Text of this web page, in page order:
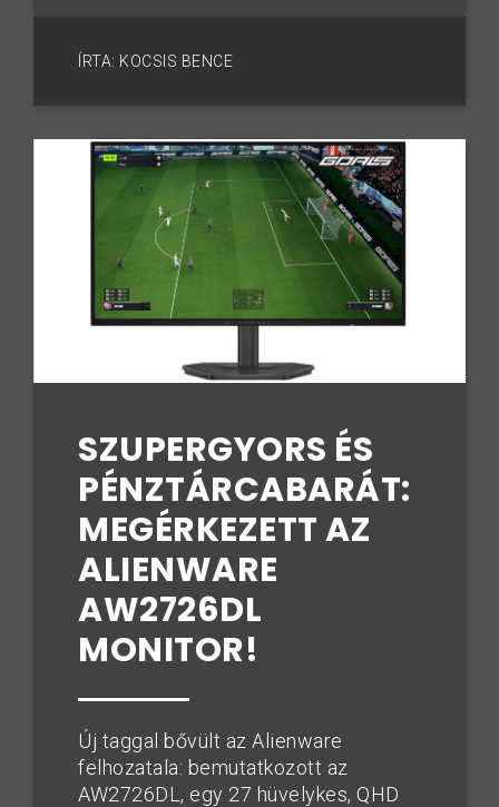
ÍRTA: KOCSIS BENCE
SZUPERGYORS ÉS
PÉNZTÁRCABARÁT:
MEGÉRKEZETT AZ
ALIENWARE
AW2726DL
MONITOR!
Új taggal bővült az Alienware
felhozatala: bemutatkozott az
AW2726DL, egy 27 hüvelykes, QHD